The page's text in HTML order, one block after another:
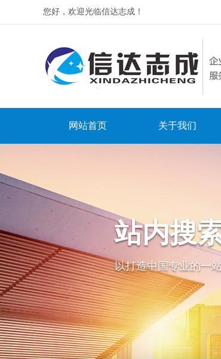
您好，欢迎光临信达志成！
网站首页 关于我们
站内搜
以打造中国专业的一